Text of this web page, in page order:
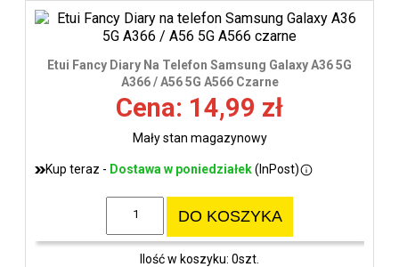
Etui Fancy Diary Na Telefon Samsung Galaxy A36 5G
A366 / A56 5G A566 Czarne
Cena: 14,99 zł
Mały stan magazynowy
Kup teraz - Dostawa w poniedziałek(InPost)
DO KOSZYKA
Ilość w koszyku: 0szt.